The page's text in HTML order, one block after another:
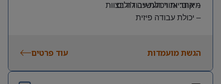
– אחריות ויכולת עבודה בצוות
– יכולת עבודה פיזית
משמרות:
מיקום: אזור תעשייה ג’וליס
הגשת מועמדות עוד פרטים